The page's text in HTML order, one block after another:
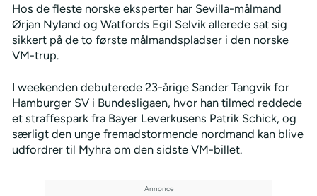
Hos de fleste norske eksperter har Sevilla-målmand
Ørjan Nyland og Watfords Egil Selvik allerede sat sig
sikkert på de to første målmandspladser i den norske
VM-trup.
I weekenden debuterede 23-årige Sander Tangvik for
Hamburger SV i Bundesligaen, hvor han tilmed reddede
et straffespark fra Bayer Leverkusens Patrik Schick, og
særligt den unge fremadstormende nordmand kan blive
udfordrer til Myhra om den sidste VM-billet.